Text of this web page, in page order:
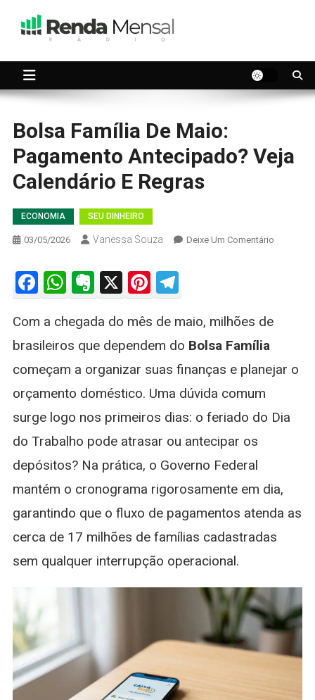
Bolsa Família De Maio:
Pagamento Antecipado? Veja
Calendário E Regras
ECONOMIA SEU DINHEIRO
03/05/2026 Vanessa Souza Deixe Um ComentárioOn
Facebook
WhatsApp
Evernote
X Pinterest
Telegram
Com a chegada do mês de maio, milhões de
brasileiros que dependem do Bolsa Família
começam a organizar suas finanças e planejar o
orçamento doméstico. Uma dúvida comum
surge logo nos primeiros dias: o feriado do Dia
do Trabalho pode atrasar ou antecipar os
depósitos? Na prática, o Governo Federal
mantém o cronograma rigorosamente em dia,
garantindo que o fluxo de pagamentos atenda as
cerca de 17 milhões de famílias cadastradas
sem qualquer interrupção operacional.